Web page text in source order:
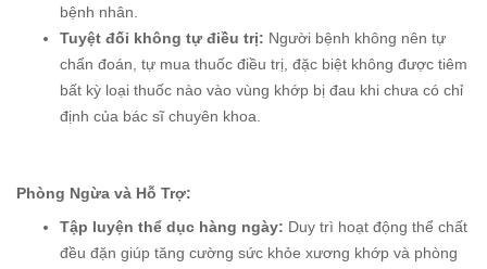
bệnh nhân.
Tuyệt đối không tự điều trị: Người bệnh không nên tự
chẩn đoán, tự mua thuốc điều trị, đặc biệt không được tiêm
bất kỳ loại thuốc nào vào vùng khớp bị đau khi chưa có chỉ
định của bác sĩ chuyên khoa.
Phòng Ngừa và Hỗ Trợ:
Tập luyện thể dục hàng ngày: Duy trì hoạt động thể chất
đều đặn giúp tăng cường sức khỏe xương khớp và phòng